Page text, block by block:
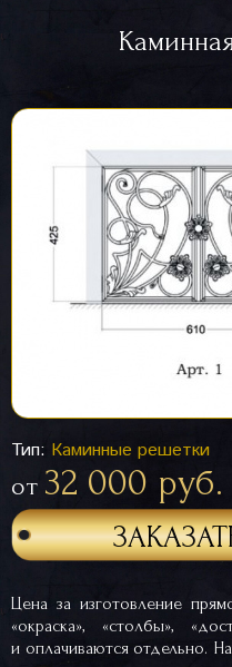
Тип: Каминные решетки
от 32 000 руб.
Цена за изготовление
«окраска», «столбы»,
и оплачиваются отдельно.